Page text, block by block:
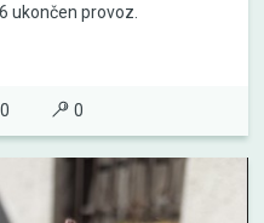
ukončen provoz.
0 0